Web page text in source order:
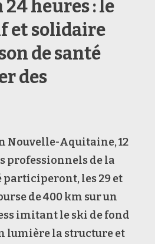
heures : le
et solidaire
de santé
des
Nouvelle-Aquitaine, 12
professionnels de la
participeront, les 29 et
de 400 km sur un
imitant le ski de fond
lumière la structure et